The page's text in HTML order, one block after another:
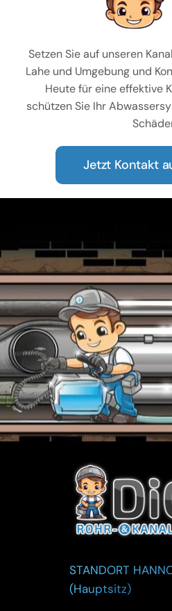
Setzen Sie auf unseren
Lahe und Umgebung und
Heute für eine effektive
schützen Sie Ihr
Jetzt Kontakt
STANDORT
(Hauptsitz)